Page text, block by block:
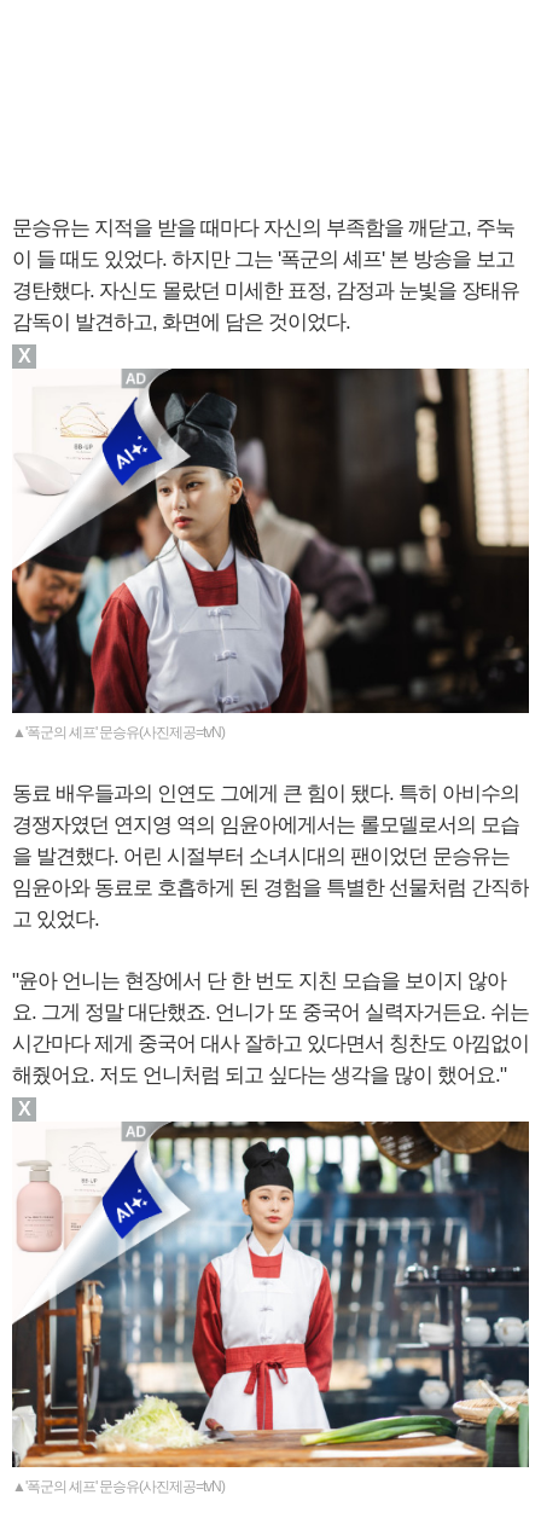
문승유는 지적을 받을 때마다 자신의 부족함을 깨닫고, 주눅
이 들 때도 있었다. 하지만 그는 '폭군의 셰프' 본 방송을 보고
경탄했다. 자신도 몰랐던 미세한 표정, 감정과 눈빛을 장태유
감독이 발견하고, 화면에 담은 것이었다.
▲'폭군의 셰프' 문승유(사진제공=tvN)
동료 배우들과의 인연도 그에게 큰 힘이 됐다. 특히 아비수의
경쟁자였던 연지영 역의 임윤아에게서는 롤모델로서의 모습
을 발견했다. 어린 시절부터 소녀시대의 팬이었던 문승유는
임윤아와 동료로 호흡하게 된 경험을 특별한 선물처럼 간직하
고 있었다.
"윤아 언니는 현장에서 단 한 번도 지친 모습을 보이지 않아
요. 그게 정말 대단했죠. 언니가 또 중국어 실력자거든요. 쉬는
시간마다 제게 중국어 대사 잘하고 있다면서 칭찬도 아낌없이
해줬어요. 저도 언니처럼 되고 싶다는 생각을 많이 했어요."
▲'폭군의 셰프' 문승유(사진제공=tvN)
X
X